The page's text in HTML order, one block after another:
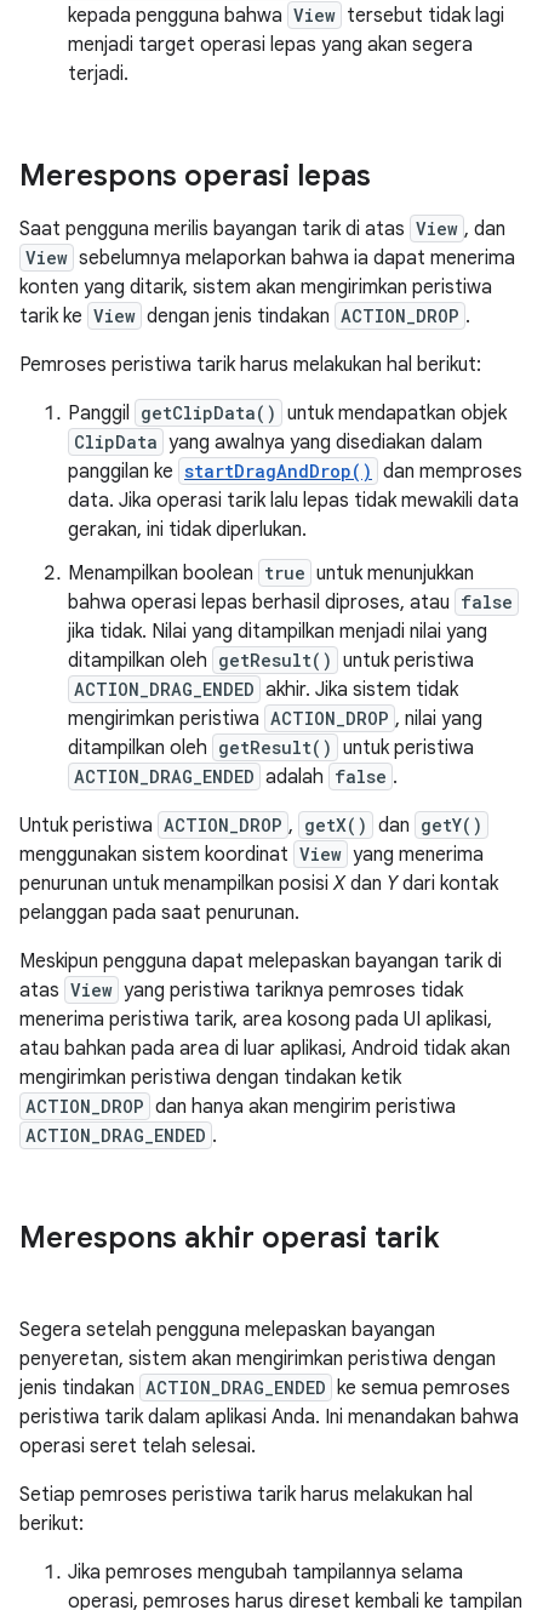
kepada pengguna bahwa View tersebut tidak lagi
menjadi target operasi lepas yang akan segera
terjadi.
Merespons operasi lepas
Saat pengguna merilis bayangan tarik di atas View , dan
View sebelumnya melaporkan bahwa ia dapat menerima
konten yang ditarik, sistem akan mengirimkan peristiwa
tarik ke View dengan jenis tindakan ACTION_DROP .
Pemroses peristiwa tarik harus melakukan hal berikut:
Panggil getClipData() untuk mendapatkan objek
ClipData yang awalnya yang disediakan dalam
panggilan ke startDragAndDrop() dan memproses
data. Jika operasi tarik lalu lepas tidak mewakili data
gerakan, ini tidak diperlukan.
Menampilkan boolean true untuk menunjukkan
bahwa operasi lepas berhasil diproses, atau false
jika tidak. Nilai yang ditampilkan menjadi nilai yang
ditampilkan oleh getResult() untuk peristiwa
ACTION_DRAG_ENDED akhir. Jika sistem tidak
mengirimkan peristiwa ACTION_DROP , nilai yang
ditampilkan oleh getResult() untuk peristiwa
ACTION_DRAG_ENDED adalah false .
Untuk peristiwa ACTION_DROP , getX() dan getY()
menggunakan sistem koordinat View yang menerima
penurunan untuk menampilkan posisiXdan Ydari kontak
pelanggan pada saat penurunan.
Meskipun pengguna dapat melepaskan bayangan tarik di
atas View yang peristiwa tariknya pemroses tidak
menerima peristiwa tarik, area kosong pada UI aplikasi,
atau bahkan pada area di luar aplikasi, Android tidak akan
mengirimkan peristiwa dengan tindakan ketik
ACTION_DROP dan hanya akan mengirim peristiwa
ACTION_DRAG_ENDED .
Merespons akhir operasi tarik
Segera setelah pengguna melepaskan bayangan
penyeretan, sistem akan mengirimkan peristiwa dengan
jenis tindakan ACTION_DRAG_ENDED ke semua pemroses
peristiwa tarik dalam aplikasi Anda. Ini menandakan bahwa
operasi seret telah selesai.
Setiap pemroses peristiwa tarik harus melakukan hal
berikut:
Jika pemroses mengubah tampilannya selama
operasi, pemroses harus direset kembali ke tampilan